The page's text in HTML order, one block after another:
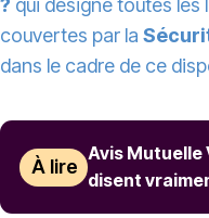
? qui désigne toutes
couvertes par la
dans le cadre de ce
À lire
Avis Mutuelle
disent